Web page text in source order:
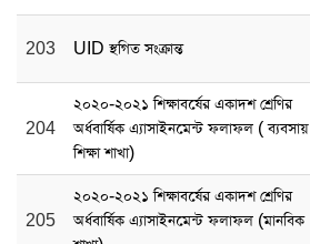
203 UID স্থগিত সংক্রান্ত
204
২০২০-২০২১ শিক্ষাবর্ষের একাদশ শ্রেণির
অর্ধবার্ষিক এ্যাসাইনমেন্ট ফলাফল ( ব্যবসায়
শিক্ষা শাখা)
205
২০২০-২০২১ শিক্ষাবর্ষের একাদশ শ্রেণির
অর্ধবার্ষিক এ্যাসাইনমেন্ট ফলাফল (মানবিক